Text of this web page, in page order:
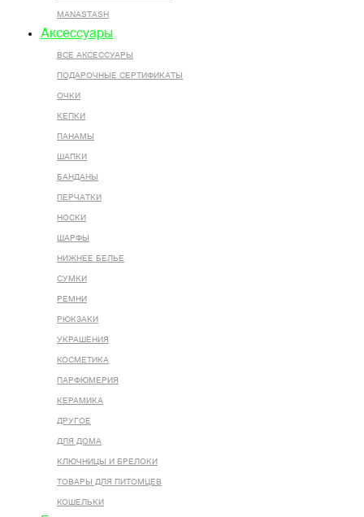
MANASTASH
Аксессуары
ВСЕ AКСЕССУАРЫ
ПОДАРОЧНЫЕ СЕРТИФИКАТЫ
ОЧКИ
КЕПКИ
ПАНАМЫ
ШАПКИ
БАНДАНЫ
ПЕРЧАТКИ
НОСКИ
ШАРФЫ
НИЖНЕЕ БЕЛЬЕ
СУМКИ
РЕМНИ
РЮКЗАКИ
УКРАШЕНИЯ
КОСМЕТИКА
ПАРФЮМЕРИЯ
КЕРАМИКА
ДРУГОЕ
ДЛЯ ДОМА
КЛЮЧНИЦЫ И БРЕЛОКИ
ТОВАРЫ ДЛЯ ПИТОМЦЕВ
КОШЕЛЬКИ